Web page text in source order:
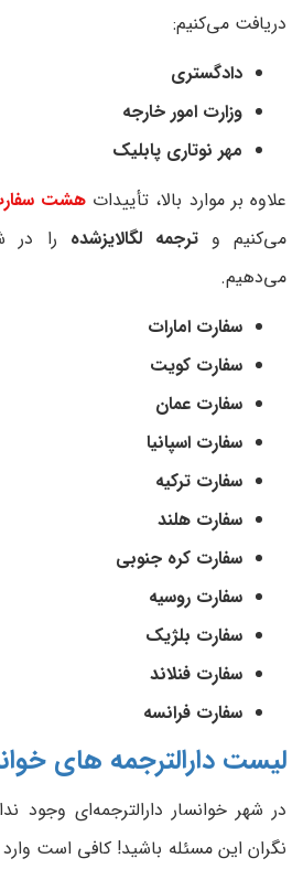
دریافت می‌کنیم:
دادگستری
وزارت امور خارجه
مهر نوتاری پابلیک
علاوه بر موارد بالا، تأییدات هشت
می‌کنیم وترجمه لگالایزشده را در
می‌دهیم.
سفارت امارات
سفارت کویت
سفارت عمان
سفارت اسپانیا
سفارت ترکیه
سفارت هلند
سفارت کره جنوبی
سفارت روسیه
سفارت بلژیک
سفارت فنلاند
سفارت فرانسه
لیست دارالترجمه های
در شهر خوانسار دارالترجمه‌ای وجود
نگران این مسئله باشید! کافی است وارد